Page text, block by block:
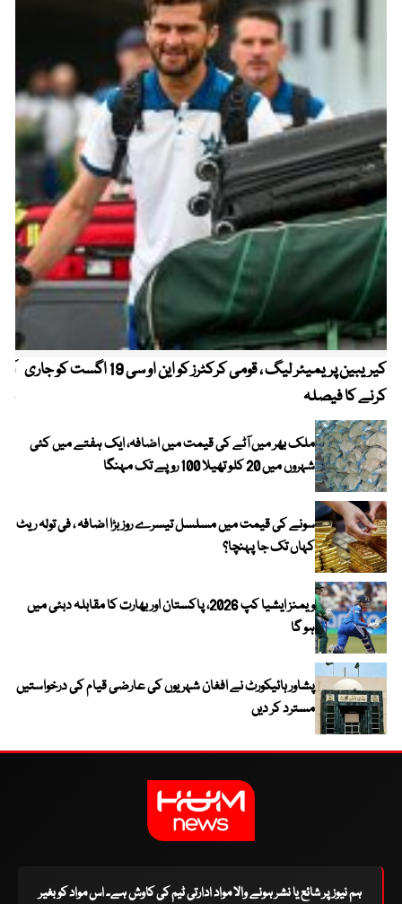
کیریبین پریمیئر لیگ ، قومی کرکٹرز کو این او سی 19 اگست کو جاری
کرنے کا فیصلہ
ملک بھر میں آٹے کی قیمت میں اضافہ، ایک ہفتے میں کئی
شہروں میں 20 کلو تھیلا 100 روپے تک مہنگا
سونے کی قیمت میں مسلسل تیسرے روز بڑا اضافہ ، فی تولہ ریٹ
کہاں تک جا پہنچا؟
ویمنز ایشیا کپ 2026، پاکستان اور بھارت کا مقابلہ دبئی میں
ہو گا
پشاور ہائیکورٹ نے افغان شہریوں کی عارضی قیام کی درخواستیں
مسترد کر دیں
ہم نیوز پر شائع یا نشر ہونے والا مواد ادارتی ٹیم کی کاوش ہے۔ اس مواد کو بغیر